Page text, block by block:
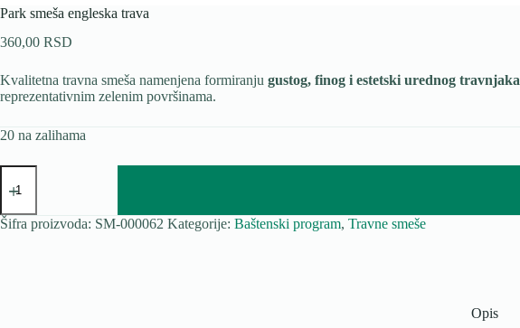
Park smeša engleska trava
360,00 RSD
Kvalitetna travna smeša namenjena formiranju gustog, finog i estetski urednog travnjaka
reprezentativnim zelenim površinama.
20 na zalihama
Park
smeša
trava
količina
Šifra proizvoda: SM-000062 Kategorije: Baštenski program, Travne smeše
Opis